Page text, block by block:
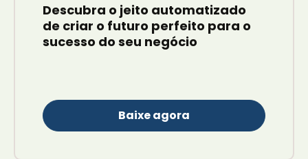
Descubra o jeito automatizado
de criar o futuro perfeito para o
sucesso do seu negócio
Baixe agora